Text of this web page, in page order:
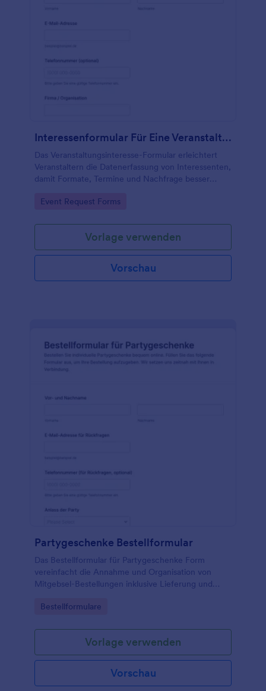
Interessenformular Für Eine Veranstaltung
Das Veranstaltungsinteresse-Formular erleichtert
Veranstaltern die Datenerfassung von Interessenten,
damit Formate, Termine und Nachfrage besser
Formularantwort schnell erfolgen können.
Go to Category:
Event Request Forms
Vorlage verwenden
Vorschau
Partygeschenke Bestellformular
Das Bestellformular für Partygeschenke Form
vereinfacht die Annahme und Organisation von
Mitgebsel-Bestellungen inklusive Lieferung und
Eventdienstleister, Vereine und Veranstalter.
Go to Category:
Bestellformulare
Vorlage verwenden
Vorschau